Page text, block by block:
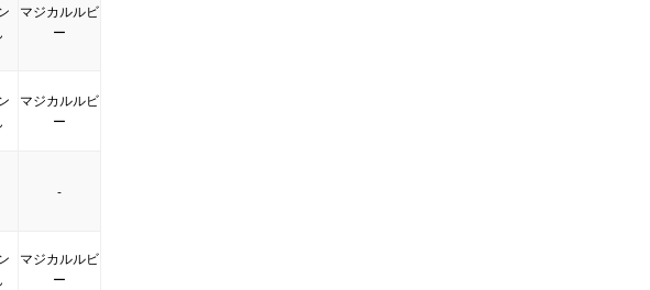
マジカルルビ
ー
マジカルルビ
ー
-
マジカルルビ
ー